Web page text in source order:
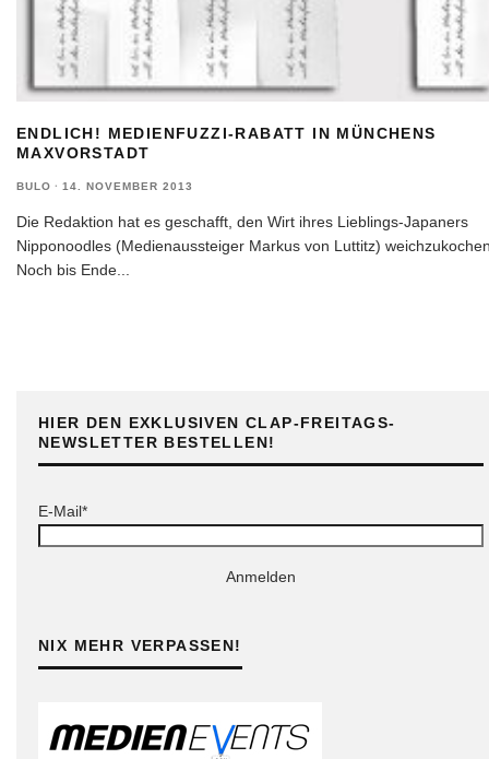
ENDLICH! MEDIENFUZZI-RABATT IN MÜNCHENS
MAXVORSTADT
BULO · 14. NOVEMBER 2013
Die Redaktion hat es geschafft, den Wirt ihres Lieblings-Japaners
Nipponoodles (Medienaussteiger Markus von Luttitz)
Noch bis Ende...
HIER DEN EXKLUSIVEN CLAP-FREITAGS-
NEWSLETTER BESTELLEN!
E-Mail*
Anmelden
NIX MEHR VERPASSEN!